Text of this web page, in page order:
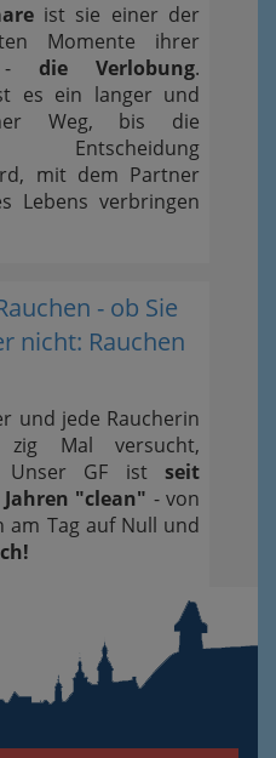
ist sie einer der
Momente ihrer
- die Verlobung.
es ein langer und
Weg, bis die
Entscheidung
mit dem Partner
Lebens verbringen
- ob Sie
nicht: Rauchen
und jede Raucherin
Mal versucht,
Unser GF ist seit
"clean" - von
am Tag auf Null und